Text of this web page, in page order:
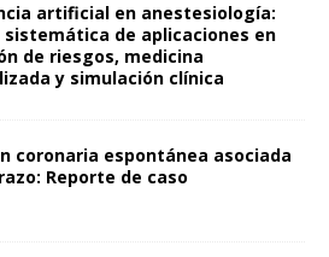
artificial en anestesiología:
sistemática de aplicaciones en
de riesgos, medicina
y simulación clínica
coronaria espontánea asociada
Reporte de caso